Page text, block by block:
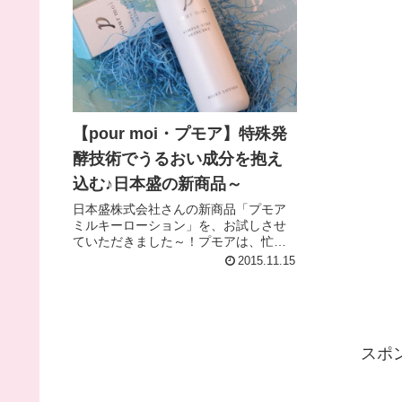
【pour moi・プモア】特殊発
酵技術でうるおい成分を抱え
込む♪日本盛の新商品～
日本盛株式会社さんの新商品「プモア
ミルキーローション」を、お試しさせ
ていただきました～！プモアは、忙し
い毎日をがんばる女性のためにつくら
2015.11.15
スポ